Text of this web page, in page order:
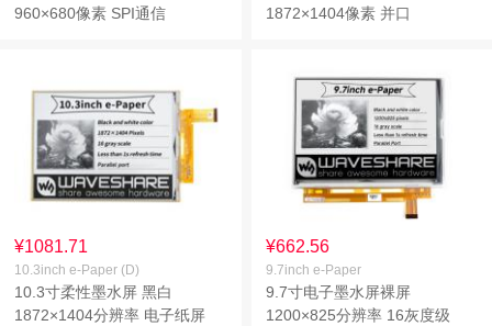
960×680像素 SPI通信
1872×1404像素 并口
¥1081.71
10.3inch e-Paper (D)
10.3寸柔性墨水屏 黑白
1872×1404分辨率 电子纸屏
¥662.56
9.7inch e-Paper
9.7寸电子墨水屏裸屏
1200×825分辨率 16灰度级